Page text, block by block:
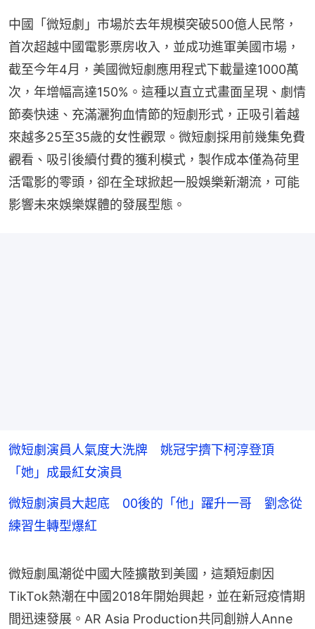
中國「微短劇」市場於去年規模突破500億人民幣，
首次超越中國電影票房收入，並成功進軍美國市場，
截至今年4月，美國微短劇應用程式下載量達1000萬
次，年增幅高達150%。這種以直立式畫面呈現、劇情
節奏快速、充滿灑狗血情節的短劇形式，正吸引着越
來越多25至35歲的女性觀眾。微短劇採用前幾集免費
觀看、吸引後續付費的獲利模式，製作成本僅為荷里
活電影的零頭，卻在全球掀起一股娛樂新潮流，可能
影響未來娛樂媒體的發展型態。
微短劇演員人氣度大洗牌 姚冠宇擠下柯淳登頂
「她」成最紅女演員
微短劇演員大起底 00後的「他」躍升一哥 劉念從
練習生轉型爆紅
微短劇風潮從中國大陸擴散到美國，這類短劇因
TikTok熱潮在中國2018年開始興起，並在新冠疫情期
間迅速發展。AR Asia Production共同創辦人Anne